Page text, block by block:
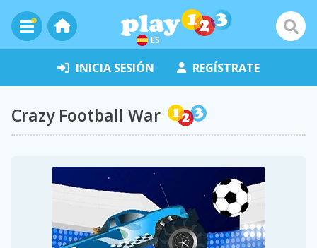
ES
INICIA SESIÓN REGÍSTRATE
Crazy Football War